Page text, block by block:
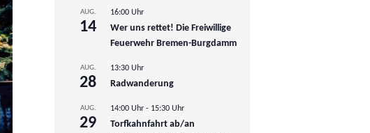
AUG.
14
16:00 Uhr
Wer uns rettet! Die Freiwillige
Feuerwehr Bremen-Burgdamm
AUG.
28
13:30 Uhr
Radwanderung
AUG.
29
14:00 Uhr - 15:30 Uhr
Torfkahnfahrt ab/an